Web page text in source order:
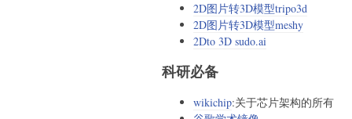
2D图片转3D模型tripo3d
2D图片转3D模型meshy
2Dto 3D sudo.ai
科研必备
wikichip:关于芯片架构的所有